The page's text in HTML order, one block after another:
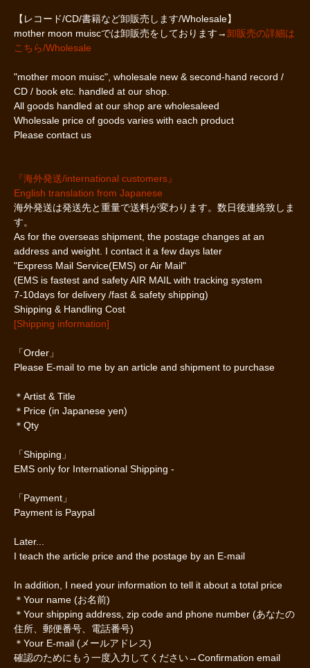
【レコード/CD/書籍など卸販売します/Wholesale】
mother moon muiscでは卸販売をしております→卸販売の詳細は
こちら/Wholesale
"mother moon muisc", wholesale new & second-hand record /
CD / book etc. handled at our shop.
All goods handled at our shop are wholesaleed
Wholesale price of goods varies with each product
Please contact us
『海外発送/international customers』
English translation from Japanese
海外発送は発送先と重量で送料が変わります。数日後連絡致しま
す。
As for the overseas shipment, the postage changes at an
address and weight. I contact it a few days later
"Express Mail Service(EMS) or Air Mail"
(EMS is fastest and safety AIR MAIL with tracking system
7-10days for delivery /fast & safety shipping)
Shipping & Handling Cost
[Shipping information]
「Order」
Please E-mail to me by an article and shipment to purchase
＊Artist & Title
＊Price (in Japanese yen)
＊Qty
「Shipping」
EMS only for International Shipping -
「Payment」
Payment is Paypal
Later...
I teach the article price and the postage by an E-mail
In addition, I need your information to tell it about a total price
＊Your name (お名前)
＊Your shipping address, zip code and phone number (あなたの
住所、郵便番号、電話番号)
＊Your E-mail (メールアドレス)
確認のためにもう一度入力してください→Confirmation email